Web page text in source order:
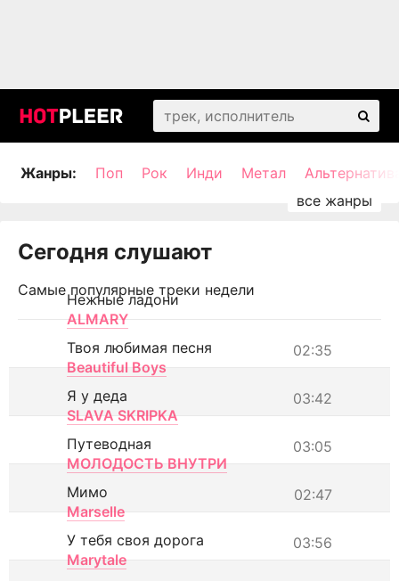
Жанры: Поп Рок Инди Метал
Сегодня слушают
Самые популярные треки недели
Нежные ладони
ALMARY
02:35
Твоя любимая песня
Beautiful Boys
03:42
Я у деда
SLAVA SKRIPKA
03:05
Путеводная
МОЛОДОСТЬ ВНУТРИ
02:47
Мимо
Marselle
03:56
У тебя своя дорога
Marytale